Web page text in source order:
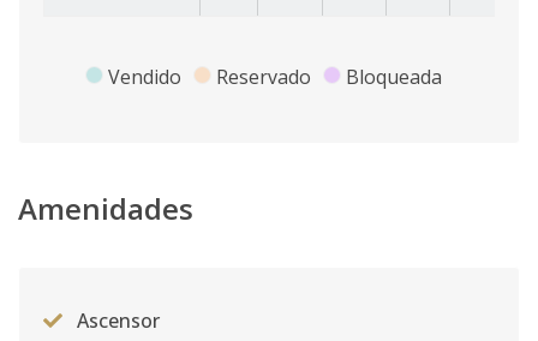
Vendido Reservado Bloqueada
Amenidades
Ascensor